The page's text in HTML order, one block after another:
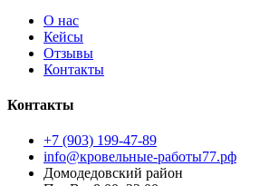
О нас
Кейсы
Отзывы
Контакты
Контакты
+7 (903) 199-47-89
info@кровельные-работы77.рф
Домодедовский район